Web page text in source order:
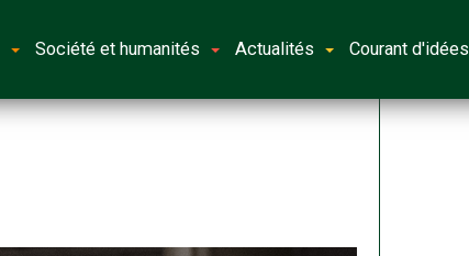
Société et humanités Actualités Courant d'idées